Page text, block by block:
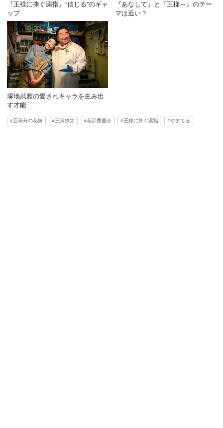
『王様に捧ぐ薬指』“信じる”のギャ
ップ
『あなして』と『王様～』のテー
マは近い？
塚地武雅の愛されキャラを生み出
す才能
五等分の花嫁 三浦獠太 花沢香里奈 王様に捧ぐ薬指 やまてる